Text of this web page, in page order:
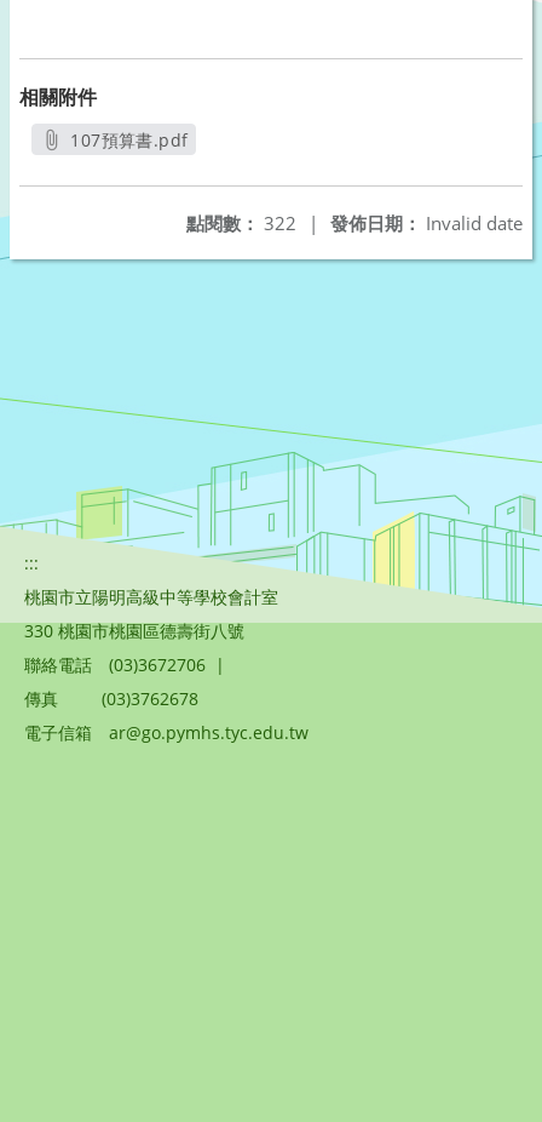
相關附件
107預算書.pdf
發佈日期： Invalid date
點閱數： 322 |
:::
桃園市立陽明高級中等學校會計室
330 桃園市桃園區德壽街八號
聯絡電話
(03)3672706 |
傳真
(03)3762678
電子信箱
ar@go.pymhs.tyc.edu.tw